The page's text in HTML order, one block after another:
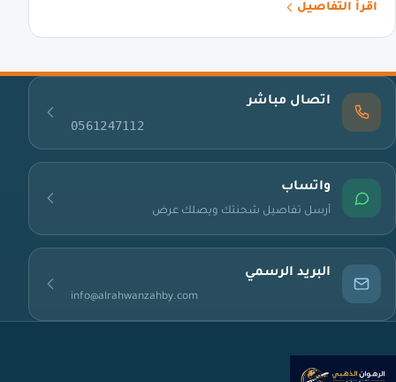
اقرأ التفاصيل
اتصال مباشر
0561247112
واتساب
أرسل تفاصيل شحنتك ويصلك عرض
البريد الرسمي
info@alrahwanzahby.com